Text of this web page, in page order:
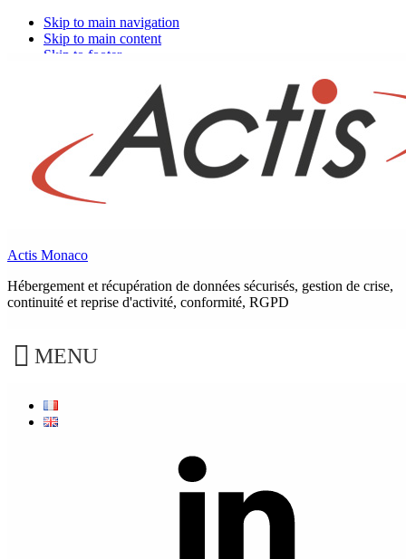
Skip to main navigation
Skip to main content
Skip to footer
Actis Monaco
Hébergement et récupération de données sécurisés, gestion de crise,
continuité et reprise d'activité, conformité, RGPD
MENU
Catégorie :Cybersécurité
bonnes pratiques ainsi que nos offres autour de ce
des pirates.